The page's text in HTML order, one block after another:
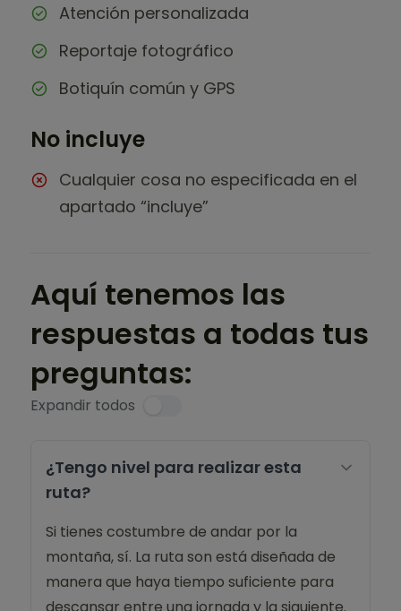
Atención personalizada
Reportaje fotográfico
Botiquín común y GPS
No incluye
Cualquier cosa no especificada en el
apartado “incluye”
Aquí tenemos las
respuestas a todas tus
preguntas:
Expandir todos
¿Tengo nivel para realizar esta
ruta?
Si tienes costumbre de andar por la
montaña, sí. La ruta son está diseñada de
manera que haya tiempo suficiente para
descansar entre una jornada y la siguiente.